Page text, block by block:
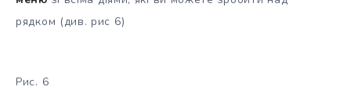
рядком (див. рис 6)
Рис. 6